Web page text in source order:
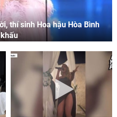
thí sinh Hoa hậu Hòa Bình